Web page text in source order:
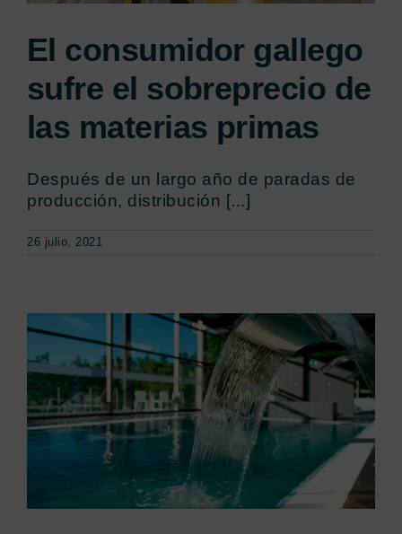
El consumidor gallego
sufre el sobreprecio de
las materias primas
Después de un largo año de paradas de
producción, distribución [...]
26 julio, 2021